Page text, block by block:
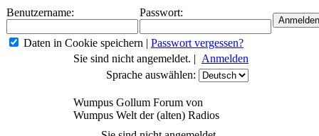
Benutzername: Passwort:
Daten in Cookie speichern | Passwort vergessen?
Sie sind nicht angemeldet. | Anmelden
Sprache auswählen:
Wumpus Gollum Forum von
Wumpus Welt der (alten) Radios